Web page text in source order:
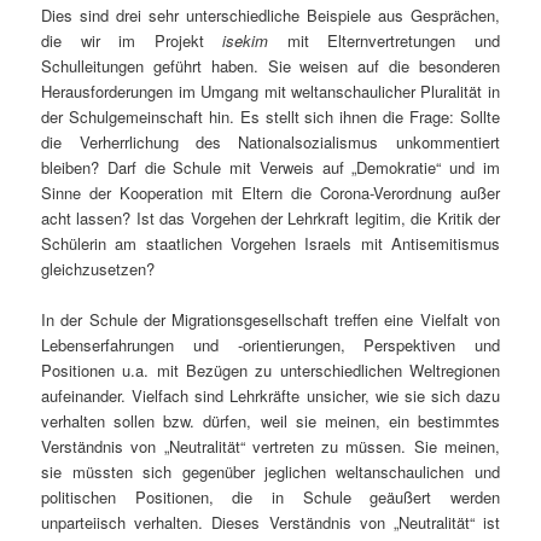
Dies sind drei sehr unterschiedliche Beispiele aus Gesprächen,
die wir im Projektisekim mit Elternvertretungen und
Schulleitungen geführt haben. Sie weisen auf die besonderen
Herausforderungen im Umgang mit weltanschaulicher Pluralität in
der Schulgemeinschaft hin. Es stellt sich ihnen die Frage: Sollte
die Verherrlichung des Nationalsozialismus unkommentiert
bleiben? Darf die Schule mit Verweis auf „Demokratie“ und im
Sinne der Kooperation mit Eltern die Corona-Verordnung außer
acht lassen? Ist das Vorgehen der Lehrkraft legitim, die Kritik der
Schülerin am staatlichen Vorgehen Israels mit Antisemitismus
gleichzusetzen?
In der Schule der Migrationsgesellschaft treffen eine Vielfalt von
Lebenserfahrungen und -orientierungen, Perspektiven und
Positionen u.a. mit Bezügen zu unterschiedlichen Weltregionen
aufeinander. Vielfach sind Lehrkräfte unsicher, wie sie sich dazu
verhalten sollen bzw. dürfen, weil sie meinen, ein bestimmtes
Verständnis von „Neutralität“ vertreten zu müssen. Sie meinen,
sie müssten sich gegenüber jeglichen weltanschaulichen und
politischen Positionen, die in Schule geäußert werden
unparteiisch verhalten. Dieses Verständnis von „Neutralität“ ist